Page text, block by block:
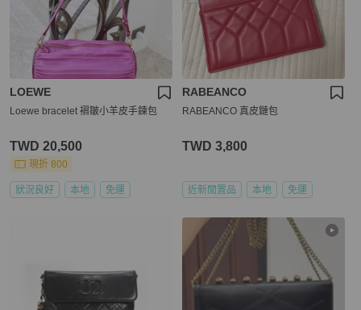
LOEWE
Loewe bracelet 褶皺小羊皮手鍊包
TWD 20,500
現折 800
狀況良好 本地 免運
RABEANCO
RABEANCO 真皮鏈包
TWD 3,800
近新閒置品 本地 免運